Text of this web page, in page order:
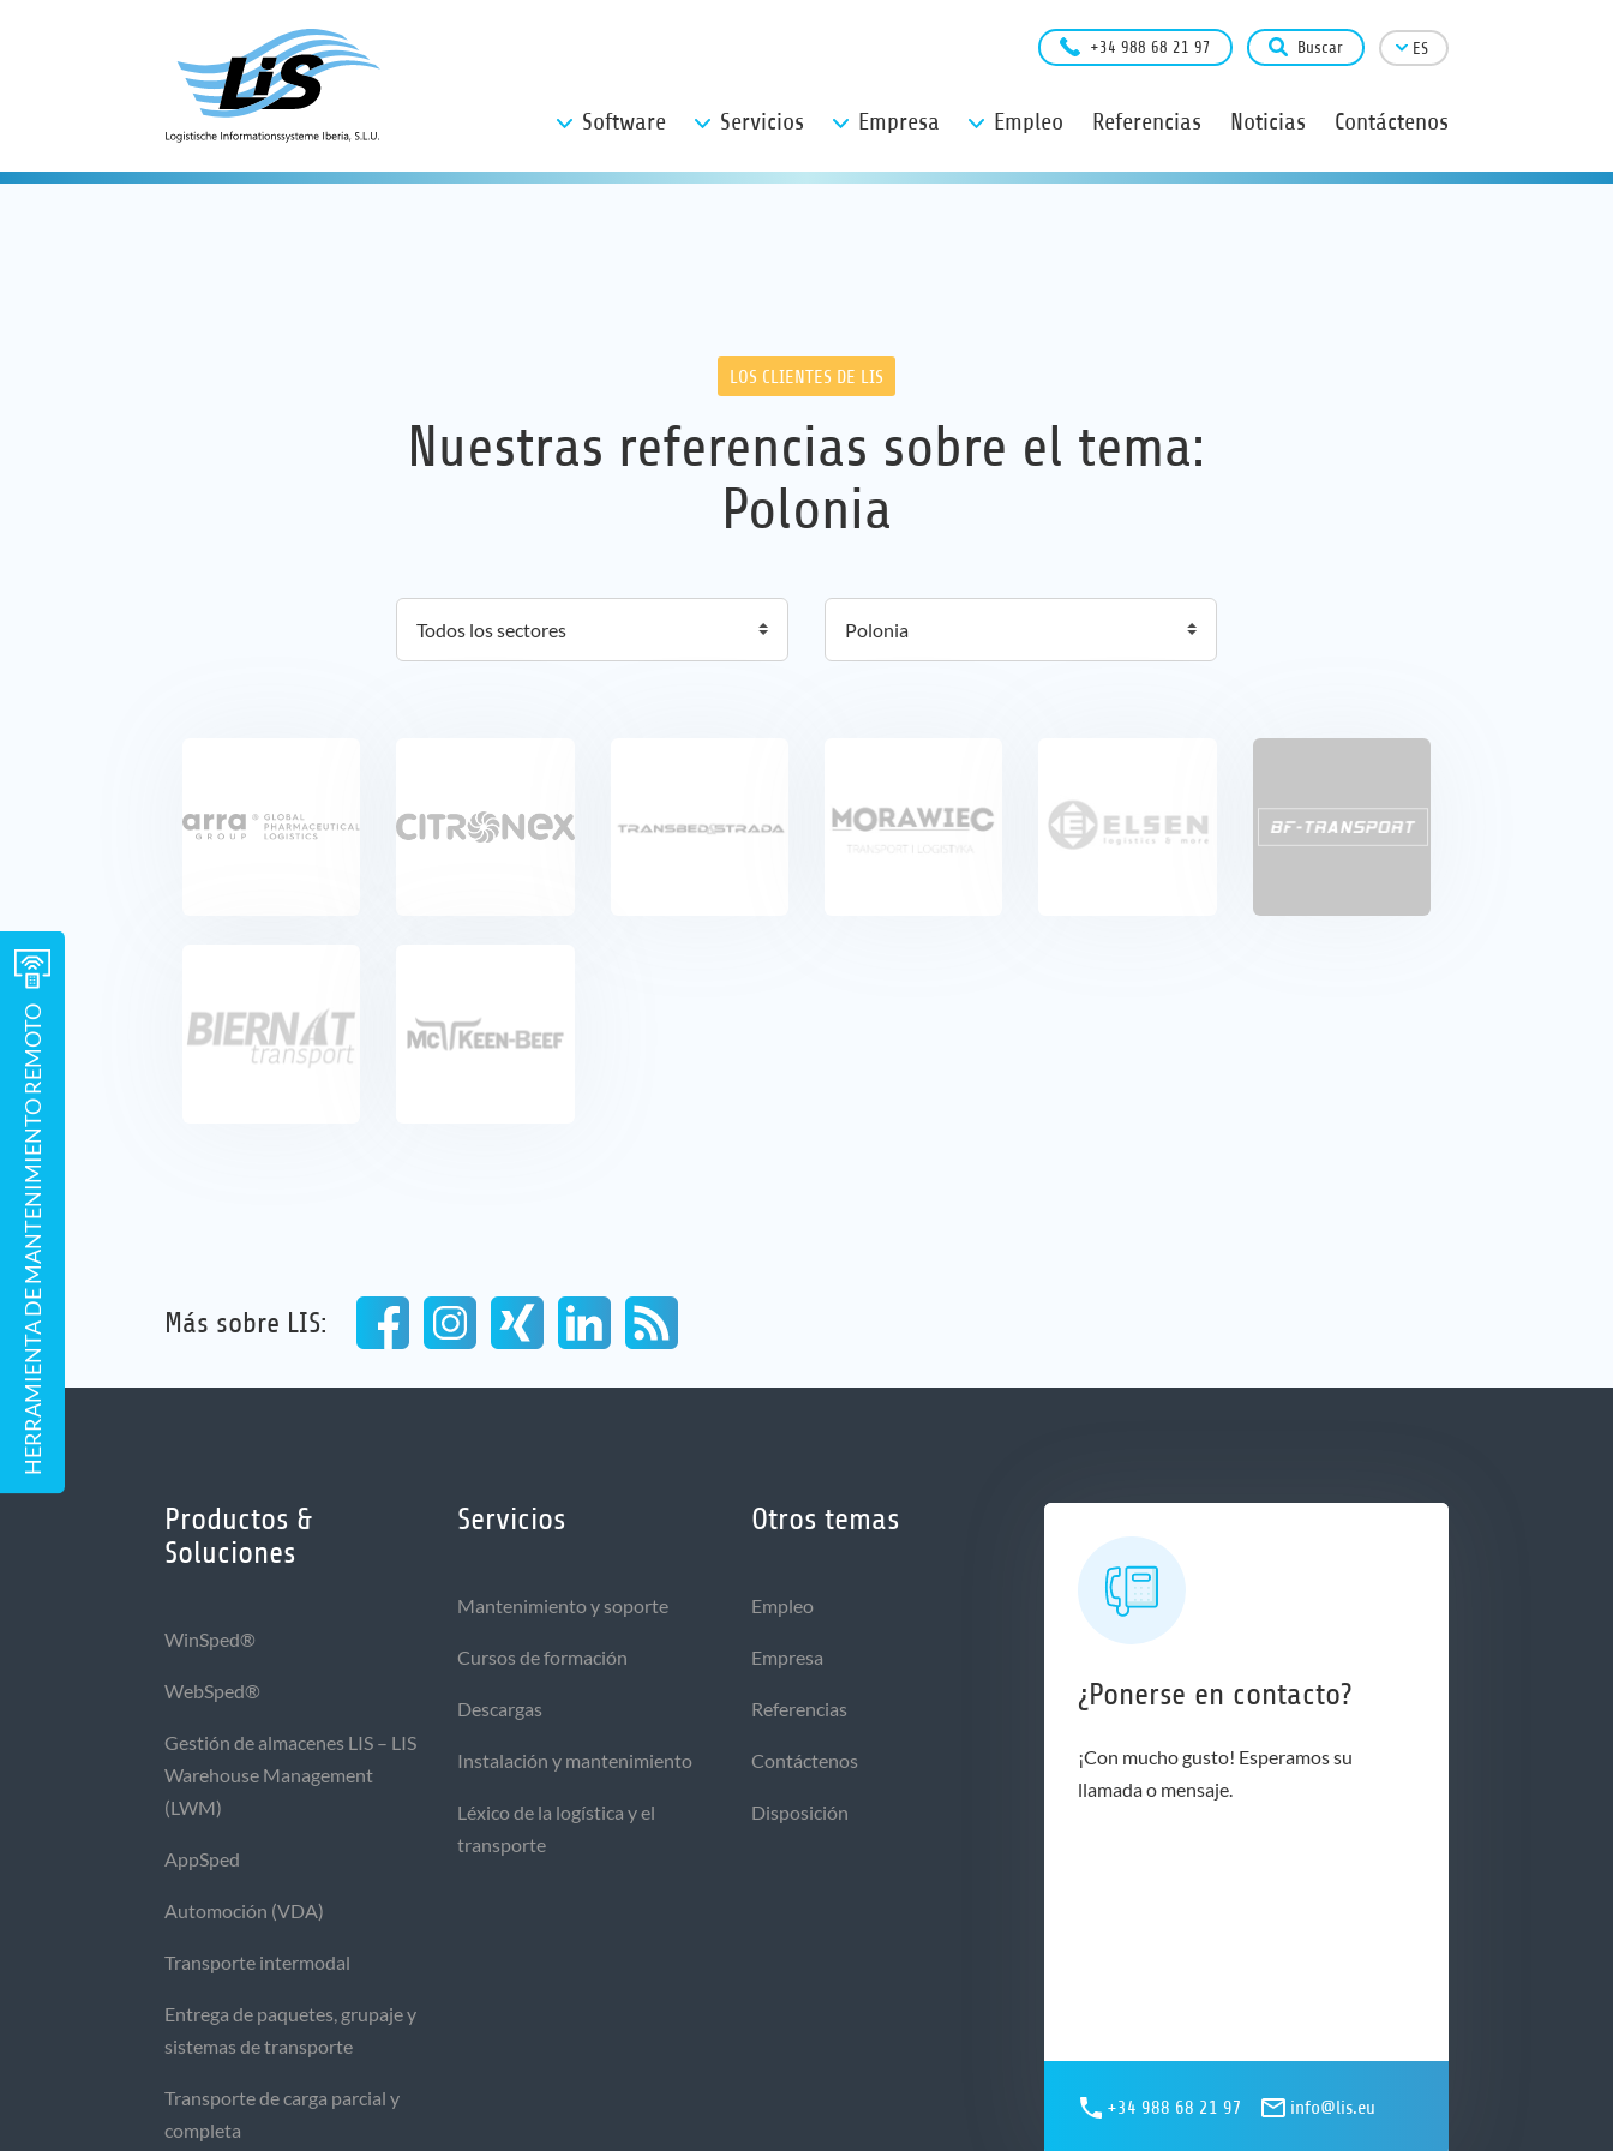
Software Servicios Empresa Empleo Referencias Noticias Contáctenos
+34 988 68 21 97 Buscar ES
LOS CLIENTES DE LIS
Nuestras referencias sobre el tema:
Polonia
Más sobre LIS:
Productos &
Soluciones
WinSped®
WebSped®
Gestión de almacenes LIS – LIS
Warehouse Management
(LWM)
AppSped
Automoción (VDA)
Transporte intermodal
Entrega de paquetes, grupaje y
sistemas de transporte
Transporte de carga parcial y
completa
Servicios
Mantenimiento y soporte
Cursos de formación
Descargas
Instalación y mantenimiento
Léxico de la logística y el
transporte
Otros temas
Empleo
Empresa
Referencias
Contáctenos
Disposición
¿Ponerse en contacto?
¡Con mucho gusto! Esperamos su
llamada o mensaje.
+34 988 68 21 97 info@lis.eu
HERRAMIENTA DE MANTENIMIENTO REMOTO